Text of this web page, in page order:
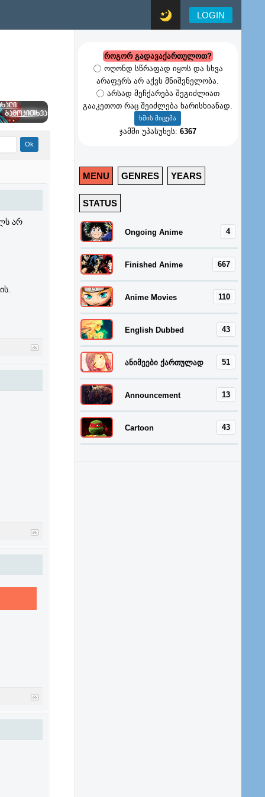
LOGIN
არ
როგორ გადავაქართულოთ?
ოღონდ სწრაფად იყოს და სხვა
არაფერს არ აქვს მნიშვნელობა.
არსად მეჩქარება შეგიძლიათ
გააკეთოთ რაც შეიძლება ხარისხიანად.
ჯამში უპასუხეს: 6367
MENU GENRES YEARS
STATUS
4
Ongoing Anime
667
Finished Anime
110
Anime Movies
43
English Dubbed
51
ანიმეები ქართულად
13
Announcement
43
Cartoon